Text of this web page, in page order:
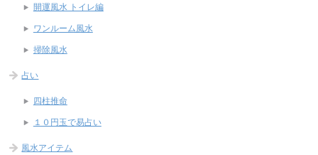
開運風水 トイレ編
ワンルーム風水
掃除風水
占い
四柱推命
１０円玉で易占い
風水アイテム